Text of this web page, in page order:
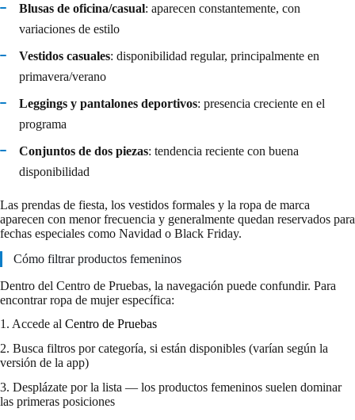
Blusas de oficina/casual: aparecen constantemente, con
variaciones de estilo
Vestidos casuales: disponibilidad regular, principalmente en
primavera/verano
Leggings y pantalones deportivos: presencia creciente en el
programa
Conjuntos de dos piezas: tendencia reciente con buena
disponibilidad
Las prendas de fiesta, los vestidos formales y la ropa de marca
aparecen con menor frecuencia y generalmente quedan reservados para
fechas especiales como Navidad o Black Friday.
Cómo filtrar productos femeninos
Dentro del Centro de Pruebas, la navegación puede confundir. Para
encontrar ropa de mujer específica:
1. Accede al Centro de Pruebas
2. Busca filtros por categoría, si están disponibles (varían según la
versión de la app)
3. Desplázate por la lista — los productos femeninos suelen dominar
las primeras posiciones